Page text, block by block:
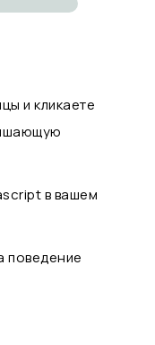
и кликаете
в вашем
поведение